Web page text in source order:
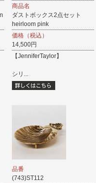
商品名
ダストボックス2点セット
heirloom pink
価格（税込）
14,500円
【JenniferTaylor】
シリ...
品番
(743)ST112